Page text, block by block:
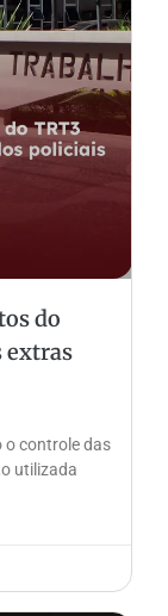
do
extras
o controle das
utilizada